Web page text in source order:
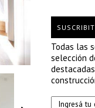
Todas las
selección